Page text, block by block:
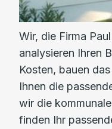
Wir, die Firma
analysieren Ihren
Kosten, bauen
Ihnen die
wir die
finden Ihr